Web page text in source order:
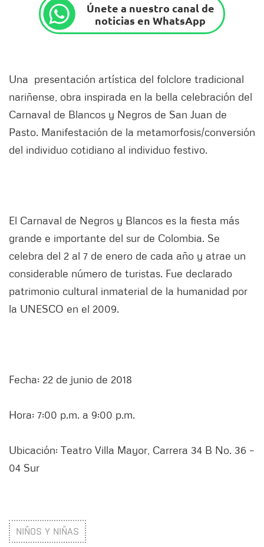
Únete a nuestro canal de
noticias en WhatsApp
Una presentación artística del folclore tradicional
nariñense, obra inspirada en la bella celebración del
Carnaval de Blancos y Negros de San Juan de
Pasto. Manifestación de la metamorfosis/conversión
del individuo cotidiano al individuo festivo.
El Carnaval de Negros y Blancos es la fiesta más
grande e importante del sur de Colombia. Se
celebra del 2 al 7 de enero de cada año y atrae un
considerable número de turistas. Fue declarado
patrimonio cultural inmaterial de la humanidad por
la UNESCO en el 2009.
Fecha: 22 de junio de 2018
Hora: 7:00 p.m. a 9:00 p.m.
Ubicación: Teatro Villa Mayor, Carrera 34 B No. 36 –
04 Sur
NIÑOS Y NIÑAS